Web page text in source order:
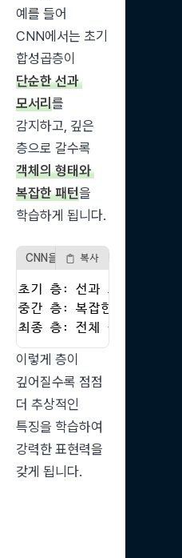
예를 들어
CNN에서는 초기
단순한 선과
모서리를
감지하고, 깊은
객체의 형태와
복잡한 패턴을
학습하게 됩니다.
CNN을 활용한 특징 추출
복사
초기 층: 선과 모서리 감지
중간 층: 복잡한 패턴 학습
최종 층: 전체 객체의 형태
이렇게 층이
깊어질수록 점점
더 추상적인
특징을 학습하여
강력한 표현력을
갖게 됩니다.